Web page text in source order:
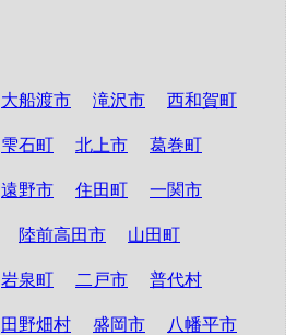
大船渡市 滝沢市 西和賀町
雫石町 北上市 葛巻町
遠野市 住田町 一関市
陸前高田市 山田町
岩泉町 二戸市 普代村
田野畑村 盛岡市 八幡平市